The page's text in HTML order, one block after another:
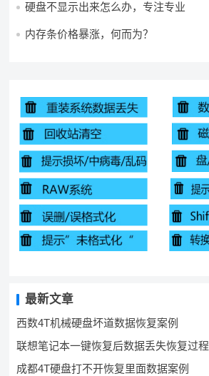
硬盘不显示出来怎么办，专注专业
内存条价格暴涨，何而为？
最新文章
西数4T机械硬盘坏道数据恢复案例
联想笔记本一键恢复后数据丢失恢复过程
成都4T硬盘打不开恢复里面数据案例